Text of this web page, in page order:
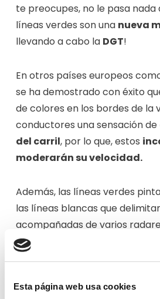
Esta página web usa cookies
te preocupes, no le pasa nada
líneas verdes son una nueva
llevando a cabo la DGT!
En otros países europeos
se ha demostrado con éxito
de colores en los bordes de la
conductores una sensación de
del carril, por lo que, estos
moderarán su velocidad.
Además, las líneas verdes
las líneas blancas que
acompañadas de varios
señales informativas que